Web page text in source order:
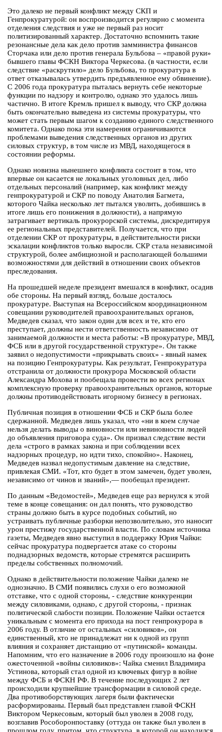
Это далеко не первый конфликт между СКП и
Генпрокуратурой: он воспроизводится регулярно с момента
отделения следствия и уже не первый раз носит
политизированный характер. Достаточно вспомнить такие
резонансные дела как дело против замминистра финансов
Сторчака или дело против генерала Бульбова – «правой руки»
бывшего главы ФСКН Виктора Черкесова. (в частности, если
следствие «раскрутило» дело Бульбова, то прокуратура в
ответ отказывалась утвердить предъявленное ему обвинение).
С 2006 года прокуратура пыталась вернуть себе некоторые
функции по надзору и контролю, однако это удалось лишь
частично. В итоге Кремль пришел к выводу, что СКР должна
быть окончательно выведена из системы прокуратуры, что
может стать первым шагом к созданию единого следственного
комитета. Однако пока эти намерения ограничиваются
проблемами выведения следственных органов из других
силовых структур, в том числе из МВД, находящегося в
состоянии реформы.
Однако новизна нынешнего конфликта состоит в том, что
впервые он касается не локальных уголовных дел, либо
отдельных персоналий (например, как конфликт между
генпрокуратурой и СКР по поводу Анатолия Багмета,
которого Чайка несколько лет пытался уволить, добившись в
итоге лишь его понижения в должности), а напрямую
затрагивает вертикаль прокурорской системы, дискредитируя
ее региональных представителей. Получается, что при
отделении СКР от прокуратуры, в действительности риски
эскалации конфликтов только выросли. СКР стала независимой
структурой, более амбициозной и располагающей большими
возможностями для действий в отношении своих объектов
преследования.
На прошедшей неделе президент вмешался в конфликт, осадив
обе стороны. На первый взгляд, больше досталось
прокуратуре. Выступая на Всероссийском координационном
совещании руководителей правоохранительных органов,
Медведев сказал, что закон один для всех и те, кто его
преступает, должны нести ответственность независимо от
занимаемой должности и места работы: «В прокуратуре, МВД,
ФСБ или в другой государственной структуре». Он также
заявил о недопустимости «прикрывать своих» - явный намек
на позицию Генпрокуратуры. Как результат, Генпрокуратура
отстранила от должности прокурора Московской области
Александра Мохова и пообещала провести во всех регионах
комплексную проверку правоохранительных органов, которые
должны противодействовать игорному бизнесу в регионах.
Публичная позиция в отношении ФСБ и СКР была более
сдержанной. Медведев лишь указал, что «ни в коем случае
нельзя делать выводы о виновности или невиновности людей
до объявления приговора суда». Он призвал следствие вести
дела «строго в рамках закона и при соблюдении всех
надзорных процедур, но идти тихо, спокойно». Наконец,
Медведев назвал недопустимым давление на следствие,
привлекая СМИ. «Тот, кто будет в этом замечен, будет уволен,
независимо от чинов и званий»,— пообещал президент.
По данным «Ведомостей», Медведев еще раз вернулся к этой
теме в конце совещания: он дал понять, что руководство
страны должно быть в курсе подобных событий, но
устраивать публичные разборки непозволительно, это наносит
урон престижу государственной власти. По словам источника
газеты, Медведев явно выступил в поддержку Юрия Чайки:
сейчас прокуратура подвергается атаке со стороны
поднадзорных ведомств, которые стремятся расширить
пределы собственных полномочий.
Однако в действительности положение Чайки далеко не
однозначно. В СМИ появились слухи о его возможной
отставке, что с одной стороны, - следствие конкуренции
между силовиками, однако, с другой стороны, - признак
политической слабости позиции. Положение Чайки остается
уникальным с момента его прихода на пост генпрокурора в
2006 году. В отличие от остальных «силовиков», он
единственный, кто не принадлежат ни к одной из групп
влияния и сохраняет дистанцию от «путинской» команды.
Напомним, что его назначение в 2006 году произошло на фоне
ожесточенной «войны силовиков»: Чайка сменил Владимира
Устинова, который стал одной из ключевых фигур в войне
между ФСБ и ФСКН РФ. В течение последующих 2 лет
происходили крупнейшие трансформации в силовой среде.
Два противоборствующих лагеря были фактически
расформированы. Первый был представлен главой ФСКН
Виктором Черкесовым, который был уволен в 2008 году,
возглавив Рособоронпоставку (оттуда он также был уволен в